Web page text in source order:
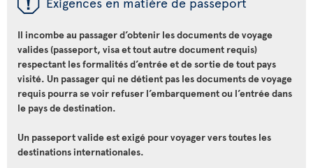
Il incombe au passager d’obtenir les documents de voyage
valides (passeport, visa et tout autre document requis)
respectant les formalités d’entrée et de sortie de tout pays
visité. Un passager qui ne détient pas les documents de voyage
requis pourra se voir refuser l’embarquement ou l’entrée dans
le pays de destination.
Un passeport valide est exigé pour voyager vers toutes les
destinations internationales.